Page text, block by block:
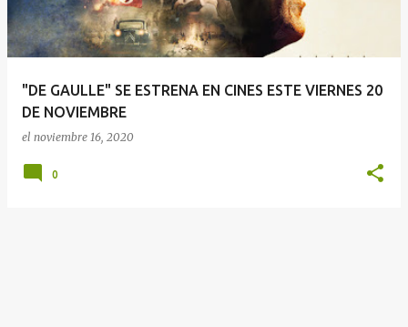
a
d
"DE GAULLE" SE ESTRENA EN CINES ESTE VIERNES 20
DE NOVIEMBRE
el noviembre 16, 2020
0